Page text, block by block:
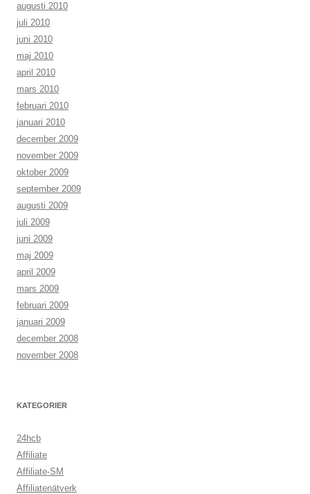
augusti 2010
juli 2010
juni 2010
maj 2010
april 2010
mars 2010
februari 2010
januari 2010
december 2009
november 2009
oktober 2009
september 2009
augusti 2009
juli 2009
juni 2009
maj 2009
april 2009
mars 2009
februari 2009
januari 2009
december 2008
november 2008
KATEGORIER
24hcb
Affiliate
Affiliate-SM
Affiliatenätverk